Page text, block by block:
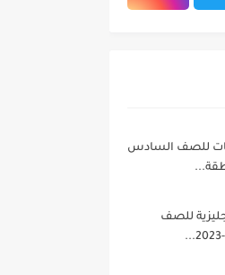
للصف السادس
للصف